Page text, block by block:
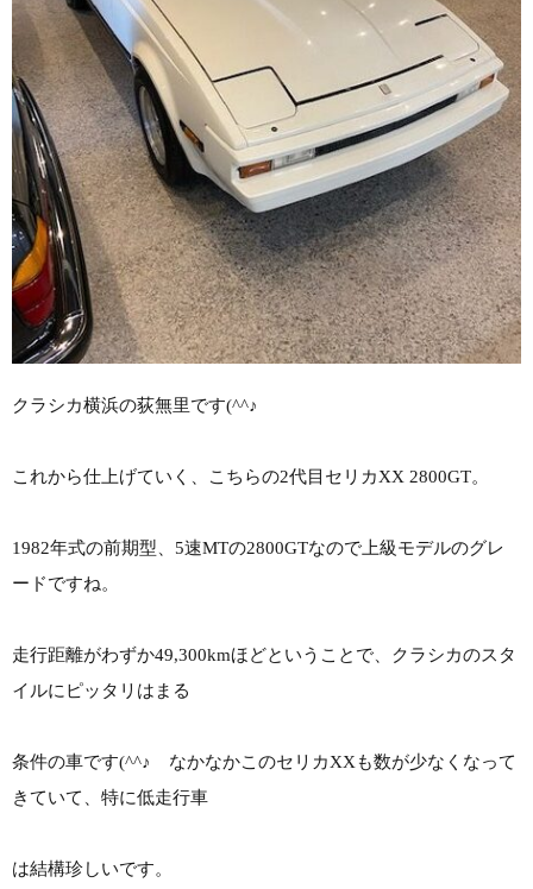
クラシカ横浜の荻無里です(^^♪
これから仕上げていく、こちらの2代目セリカXX 2800GT。
1982年式の前期型、5速MTの2800GTなので上級モデルのグレ
ードですね。
走行距離がわずか49,300kmほどということで、クラシカのスタ
イルにピッタリはまる
条件の車です(^^♪ なかなかこのセリカXXも数が少なくなって
きていて、特に低走行車
は結構珍しいです。